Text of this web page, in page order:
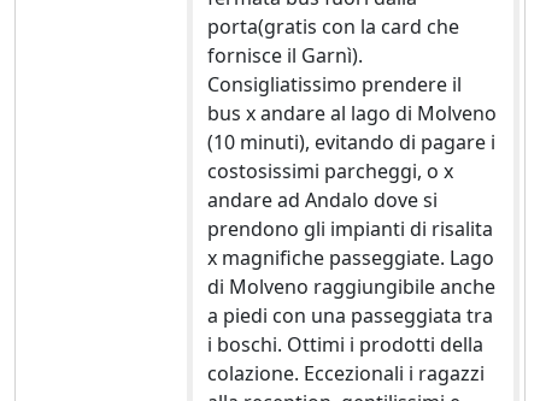
porta(gratis con la card che
fornisce il Garnì).
Consigliatissimo prendere il
bus x andare al lago di Molveno
(10 minuti), evitando di pagare i
costosissimi parcheggi, o x
andare ad Andalo dove si
prendono gli impianti di risalita
x magnifiche passeggiate. Lago
di Molveno raggiungibile anche
a piedi con una passeggiata tra
i boschi. Ottimi i prodotti della
colazione. Eccezionali i ragazzi